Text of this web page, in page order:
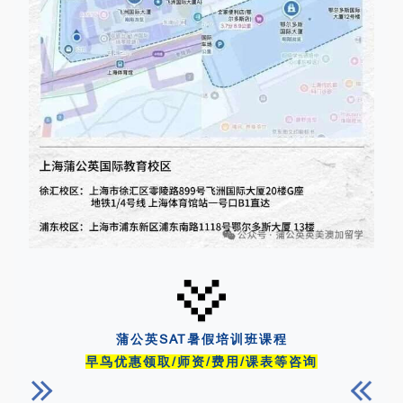
蒲公英SAT暑假培训班课程
早鸟优惠领取/师资/费用/课表等咨询